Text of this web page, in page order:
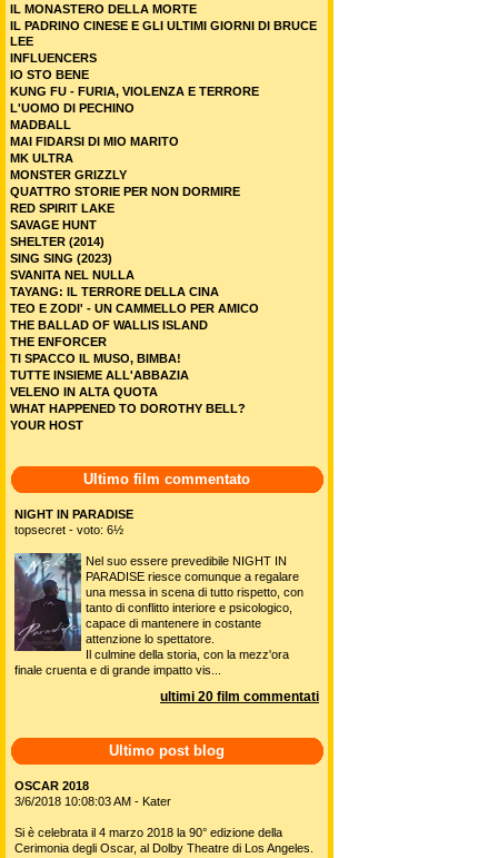
IL MONASTERO DELLA MORTE
IL PADRINO CINESE E GLI ULTIMI GIORNI DI BRUCE
LEE
INFLUENCERS
IO STO BENE
KUNG FU - FURIA, VIOLENZA E TERRORE
L'UOMO DI PECHINO
MADBALL
MAI FIDARSI DI MIO MARITO
MK ULTRA
MONSTER GRIZZLY
QUATTRO STORIE PER NON DORMIRE
RED SPIRIT LAKE
SAVAGE HUNT
SHELTER (2014)
SING SING (2023)
SVANITA NEL NULLA
TAYANG: IL TERRORE DELLA CINA
TEO E ZODI' - UN CAMMELLO PER AMICO
THE BALLAD OF WALLIS ISLAND
THE ENFORCER
TI SPACCO IL MUSO, BIMBA!
TUTTE INSIEME ALL'ABBAZIA
VELENO IN ALTA QUOTA
WHAT HAPPENED TO DOROTHY BELL?
YOUR HOST
Ultimo film commentato
NIGHT IN PARADISE
topsecret - voto: 6½
Nel suo essere prevedibile NIGHT IN
PARADISE riesce comunque a regalare
una messa in scena di tutto rispetto, con
tanto di conflitto interiore e psicologico,
capace di mantenere in costante
attenzione lo spettatore.
Il culmine della storia, con la mezz'ora
finale cruenta e di grande impatto vis...
ultimi 20 film commentati
Ultimo post blog
OSCAR 2018
3/6/2018 10:08:03 AM - Kater
Si è celebrata il 4 marzo 2018 la 90° edizione della
Cerimonia degli Oscar, al Dolby Theatre di Los Angeles.